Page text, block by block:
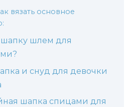
вязать основное
шапку шлем для
и снуд для девочки
шапка спицами для